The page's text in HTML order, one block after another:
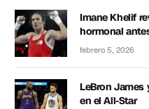
Imane Khelif
hormonal
febrero 5, 2026
LeBron James
en el All-Star